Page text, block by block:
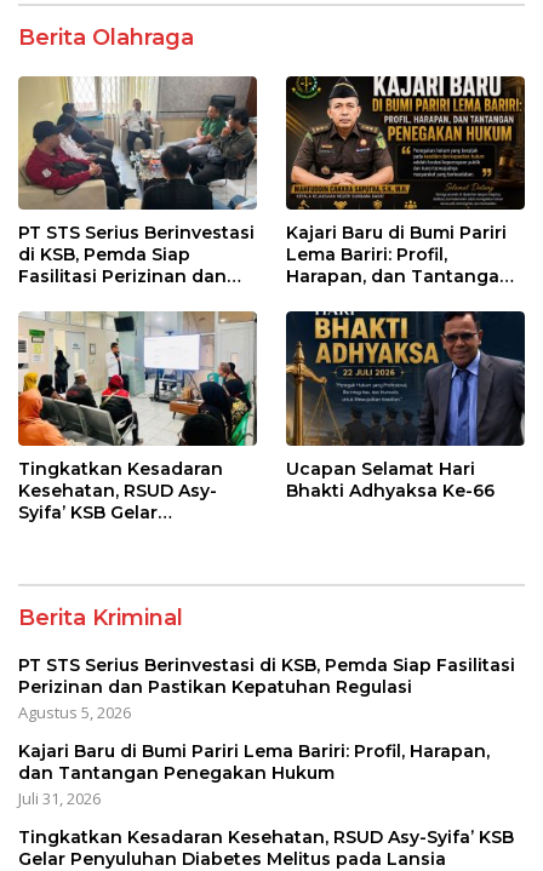
Berita Olahraga
PT STS Serius Berinvestasi
di KSB, Pemda Siap
Fasilitasi Perizinan dan
Regulasi
Kajari Baru di Bumi Pariri
Lema Bariri: Profil,
Harapan, dan Tantangan
Tingkatkan Kesadaran
Kesehatan, RSUD Asy-
Syifa’ KSB Gelar
Ucapan Selamat Hari
Bhakti Adhyaksa Ke-66
Berita Kriminal
PT STS Serius Berinvestasi di KSB, Pemda Siap Fasilitasi
Perizinan dan Pastikan Kepatuhan Regulasi
Agustus 5, 2026
Kajari Baru di Bumi Pariri Lema Bariri: Profil, Harapan,
dan Tantangan Penegakan Hukum
Juli 31, 2026
Tingkatkan Kesadaran Kesehatan, RSUD Asy-Syifa’ KSB
Gelar Penyuluhan Diabetes Melitus pada Lansia